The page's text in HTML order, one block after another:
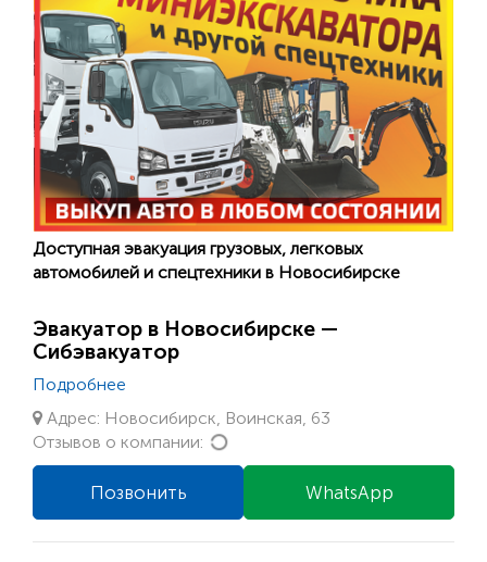
Доступная эвакуация грузовых, легковых
автомобилей и спецтехники в Новосибирске
Эвакуатор в Новосибирске —
Сибэвакуатор
Подробнее
Адрес: Новосибирск, Воинская, 63
Отзывов о компании:
WhatsApp
Позвонить